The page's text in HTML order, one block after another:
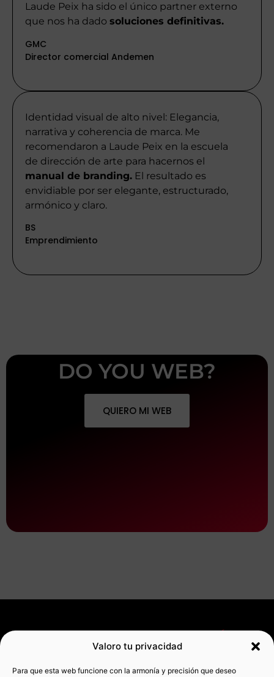
Valoro tu privacidad
Para que esta web funcione con la armonía y precisión que deseo
Laude Peix ha sido el único partner externo
que nos ha dado soluciones definitivas.
GMC
Director comercial Andemen
Identidad visual de alto nivel: Elegancia,
narrativa y coherencia de marca. Me
recomendaron a Laude Peix en la escuela
de dirección de arte para hacernos el
manual de branding. El resultado es
envidiable por ser elegante, estructurado,
armónico y claro.
BS
Emprendimiento
DO YOU WEB?
QUIERO MI WEB
wordpress
GRATUITOS
web Gratis
Contacto
REDES